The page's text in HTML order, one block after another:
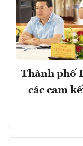
Thành phố
các cam